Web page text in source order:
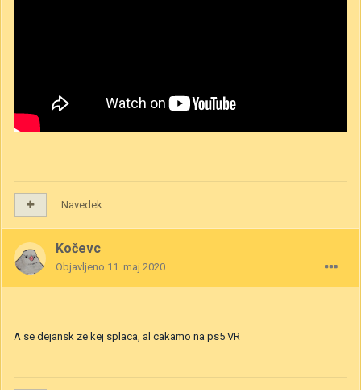
Navedek
Kočevc
Objavljeno 11. maj 2020
A se dejansk ze kej splaca, al cakamo na ps5 VR